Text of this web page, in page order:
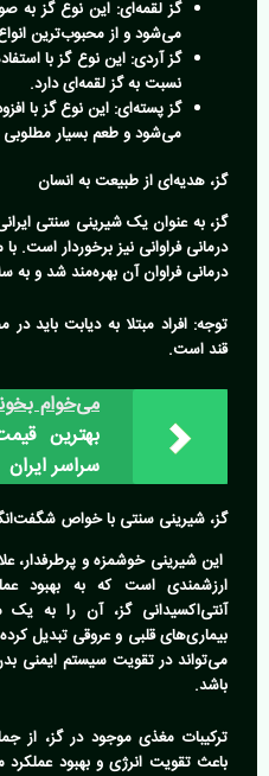
گز لقمه‌ای: این نوع گز به
می‌شود و از محبوب‌ترین
گز آردی: این نوع گز با
نسبت به گز لقمه‌ای دارد.
گز پسته‌ای: این نوع گز با
می‌شود و طعم بسیار مطلوبی
گز، هدیه‌ای از طبیعت به انسان
گز، به عنوان یک شیرینی سنتی
درمانی فراوانی نیز برخوردار
درمانی فراوان آن بهره‌مند شد و
توجه: افراد مبتلا به دیابت باید
قند است.
می‌خوام
بهترین
سراسر ایران
گز، شیرینی سنتی با خواص
این شیرینی خوشمزه و پرطرفدار،
ارزشمندی است که به بهبود
آنتی‌اکسیدانی گز، آن را به یک
بیماری‌های قلبی و عروقی تبدیل
می‌تواند در تقویت سیستم ایمنی
باشد.
ترکیبات مغذی موجود در گز، از
باعث تقویت انرژی و بهبود